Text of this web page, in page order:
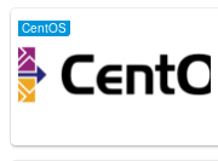
CentOS